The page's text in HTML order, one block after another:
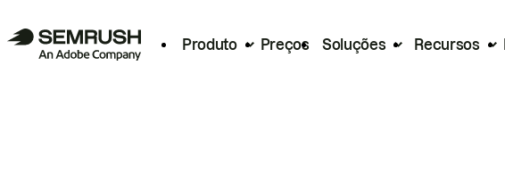
Produto Preços Soluções Recursos